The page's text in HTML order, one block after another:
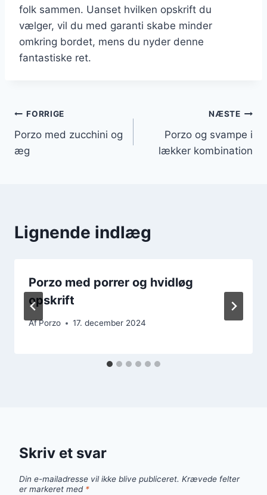
folk sammen. Uanset hvilken opskrift du
vælger, vil du med garanti skabe minder
omkring bordet, mens du nyder denne
fantastiske ret.
Indlægsnavigation
FORRIGE
Porzo med zucchini og
æg
NÆSTE
Porzo og svampe i
lækker kombination
Lignende indlæg
Porzo med porrer og hvidløg
opskrift
AfPorzo 17. december 2024
Skriv et svar
Din e-mailadresse vil ikke blive publiceret. Krævede felter
er markeret med *